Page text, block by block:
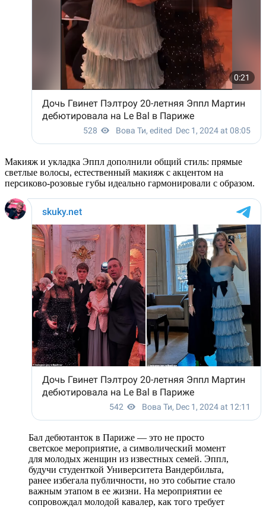
Макияж и укладка Эппл дополнили общий стиль: прямые
светлые волосы, естественный макияж с акцентом на
персиково-розовые губы идеально гармонировали с образом.
Бал дебютанток в Париже — это не просто
светское мероприятие, а символический момент
для молодых женщин из известных семей. Эппл,
будучи студенткой Университета Вандербильта,
ранее избегала публичности, но это событие стало
важным этапом в ее жизни. На мероприятии ее
сопровождал молодой кавалер, как того требует